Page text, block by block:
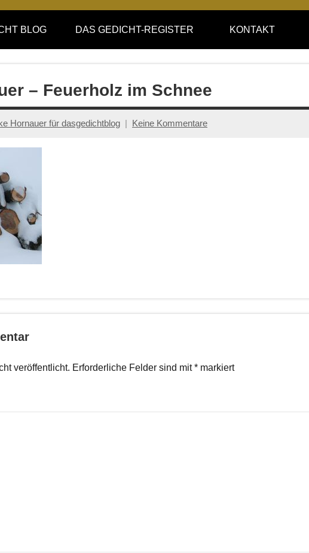
BLOG DAS GEDICHT-REGISTER KONTAKT
– Feuerholz im Schnee
Hornauer für dasgedichtblog Keine Kommentare
veröffentlicht. Erforderliche Felder sind mit* markiert